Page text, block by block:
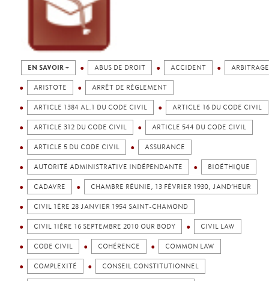
EN SAVOIR + ABUS DE DROIT ACCIDENT ARBITRAGE
ARISTOTE ARRÊT DE RÈGLEMENT
ARTICLE 1384 AL.1 DU CODE CIVIL ARTICLE 16 DU CODE CIVIL
ARTICLE 312 DU CODE CIVIL ARTICLE 544 DU CODE CIVIL
ARTICLE 5 DU CODE CIVIL ASSURANCE
AUTORITÉ ADMINISTRATIVE INDÉPENDANTE BIOÉTHIQUE
CADAVRE CHAMBRE RÉUNIE, 13 FÉVRIER 1930, JAND’HEUR
CIVIL 1ÈRE 28 JANVIER 1954 SAINT-CHAMOND
CIVIL 1IÈRE 16 SEPTEMBRE 2010 OUR BODY CIVIL LAW
CODE CIVIL COHÉRENCE COMMON LAW
COMPLEXITÉ CONSEIL CONSTITUTIONNEL